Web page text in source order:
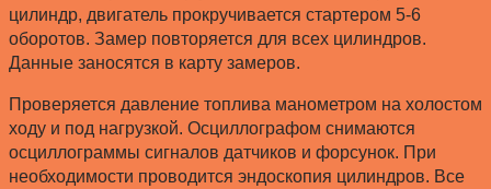
цилиндр, двигатель прокручивается стартером 5-6
оборотов. Замер повторяется для всех цилиндров.
Данные заносятся в карту замеров.
Проверяется давление топлива манометром на холостом
ходу и под нагрузкой. Осциллографом снимаются
осциллограммы сигналов датчиков и форсунок. При
необходимости проводится эндоскопия цилиндров. Все